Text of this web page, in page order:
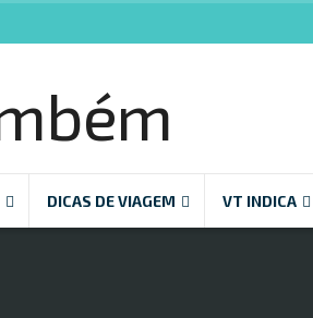
DICAS DE VIAGEM VT INDICA